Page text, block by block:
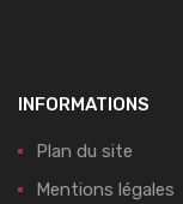
INFORMATIONS
Plan du site
Mentions légales